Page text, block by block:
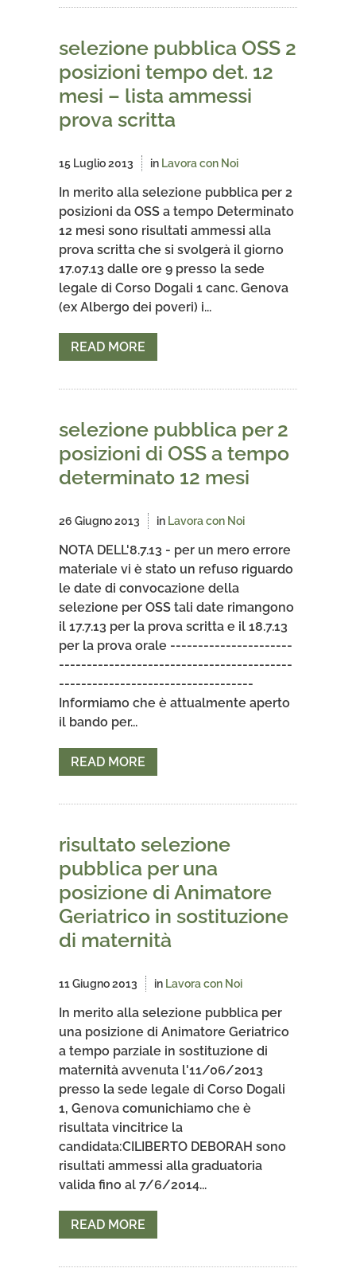
selezione pubblica OSS 2
posizioni tempo det. 12
mesi – lista ammessi
prova scritta
15 Luglio 2013 in Lavora con Noi
In merito alla selezione pubblica per 2
posizioni da OSS a tempo Determinato
12 mesi sono risultati ammessi alla
prova scritta che si svolgerà il giorno
17.07.13 dalle ore 9 presso la sede
legale di Corso Dogali 1 canc. Genova
(ex Albergo dei poveri) i...
READ MORE
selezione pubblica per 2
posizioni di OSS a tempo
determinato 12 mesi
26 Giugno 2013 in Lavora con Noi
NOTA DELL'8.7.13 - per un mero errore
materiale vi è stato un refuso riguardo
le date di convocazione della
selezione per OSS tali date rimangono
il 17.7.13 per la prova scritta e il 18.7.13
per la prova orale ----------------------
------------------------------------------
-----------------------------------
Informiamo che è attualmente aperto
il bando per...
READ MORE
risultato selezione
pubblica per una
posizione di Animatore
Geriatrico in sostituzione
di maternità
11 Giugno 2013 in Lavora con Noi
In merito alla selezione pubblica per
una posizione di Animatore Geriatrico
a tempo parziale in sostituzione di
maternità avvenuta l'11/06/2013
presso la sede legale di Corso Dogali
1, Genova comunichiamo che è
risultata vincitrice la
candidata:CILIBERTO DEBORAH sono
risultati ammessi alla graduatoria
valida fino al 7/6/2014...
READ MORE